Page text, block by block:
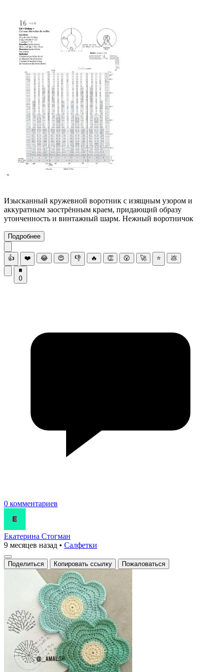
Изысканный кружевной воротник с изящным узором и
аккуратным заострённым краем, придающий образу
утонченность и винтажный шарм. Нежный воротничок
Подробнее
👍 ❤️ 😂 😍 👎 🔥 👏 😮 🚀 ⭐ 💩
0
0 комментариев
Екатерина Стогман
9 месяцев назад • Салфетки
Поделиться Копировать ссылку Пожаловаться